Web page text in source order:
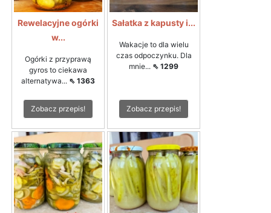
Rewelacyjne ogórki
w...
Ogórki z przyprawą
gyros to ciekawa
alternatywa... ⇖ 1363
Zobacz przepis!
Sałatka z kapusty i...
Wakacje to dla wielu
czas odpoczynku. Dla
mnie... ⇖ 1299
Zobacz przepis!